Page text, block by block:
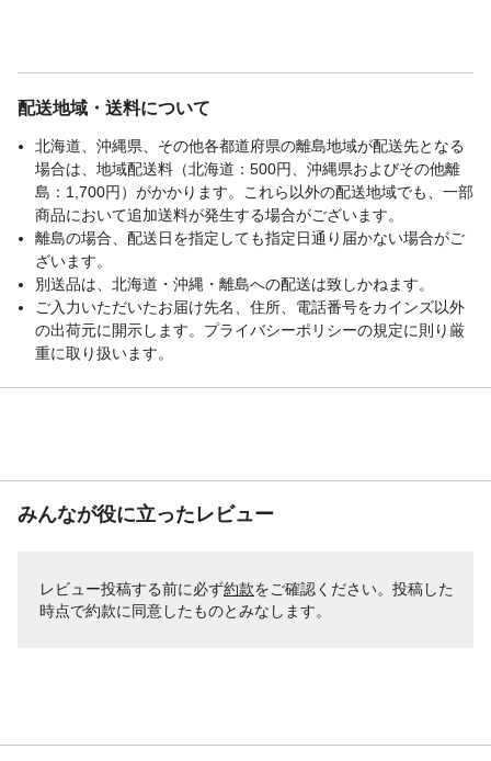
配送地域・送料について
北海道、沖縄県、その他各都道府県の離島地域が配送先となる
場合は、地域配送料（北海道：500円、沖縄県およびその他離
島：1,700円）がかかります。これら以外の配送地域でも、一部
商品において追加送料が発生する場合がございます。
離島の場合、配送日を指定しても指定日通り届かない場合がご
ざいます。
別送品は、北海道・沖縄・離島への配送は致しかねます。
ご入力いただいたお届け先名、住所、電話番号をカインズ以外
の出荷元に開示します。プライバシーポリシーの規定に則り厳
重に取り扱います。
みんなが役に立ったレビュー
レビュー投稿する前に必ず約款をご確認ください。投稿した
時点で約款に同意したものとみなします。